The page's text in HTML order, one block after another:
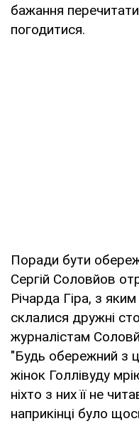
бажання
погодитися.
Поради бути
Сергій Соловйов
Річарда Гіра, з
склалися дружні
журналістам
"Будь обережний з
жінок Голлівуду
ніхто з них її не
наприкінці було